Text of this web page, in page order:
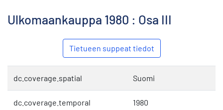
Ulkomaankauppa 1980 : Osa III
Tietueen suppeat tiedot
dc.coverage.spatial Suomi
dc.coverage.temporal 1980